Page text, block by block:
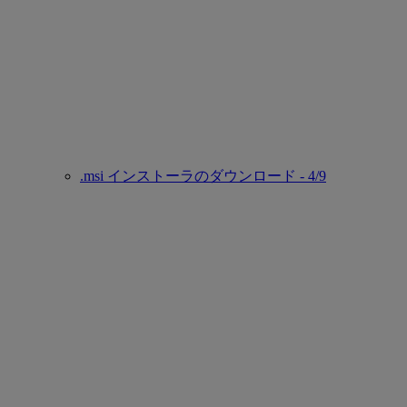
.msi インストーラのダウンロード - 4/9